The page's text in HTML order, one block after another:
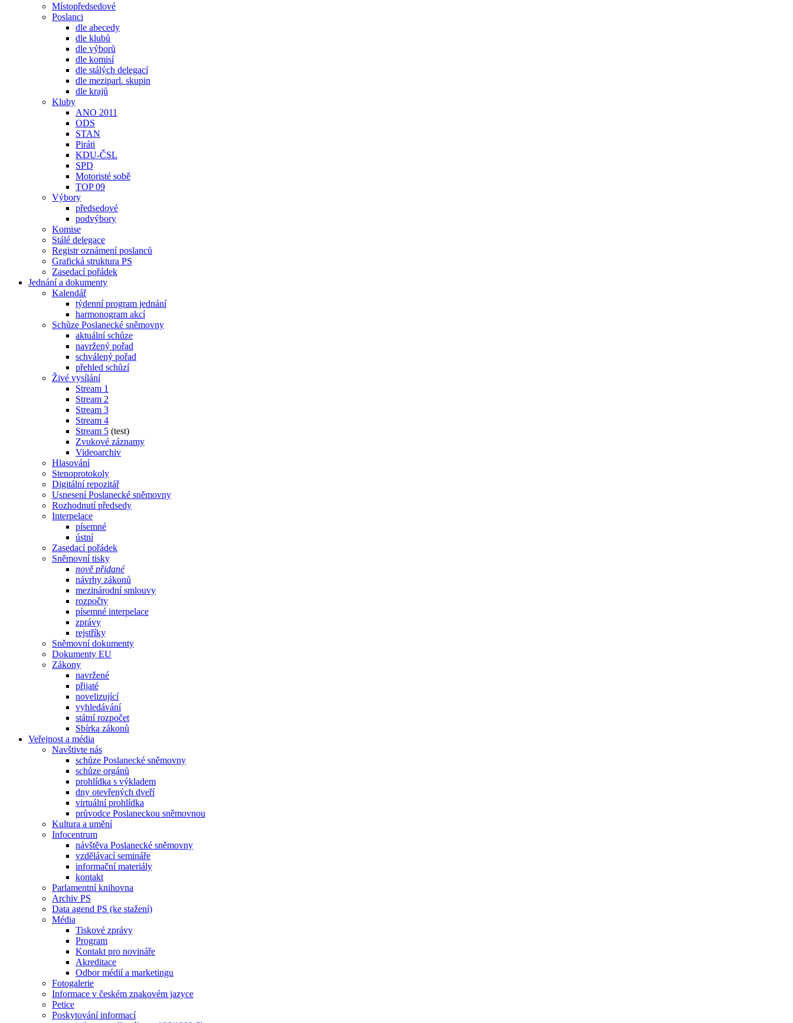
Místopředsedové
Poslanci
dle abecedy
dle klubů
dle výborů
dle komisí
dle stálých delegací
dle meziparl. skupin
dle krajů
Kluby
ANO 2011
ODS
STAN
Piráti
KDU-ČSL
SPD
Motoristé sobě
TOP 09
Výbory
předsedové
podvýbory
Komise
Stálé delegace
Registr oznámení poslanců
Grafická struktura PS
Zasedací pořádek
Jednání a dokumenty
Kalendář
týdenní program jednání
harmonogram akcí
Schůze Poslanecké sněmovny
aktuální schůze
navržený pořad
schválený pořad
přehled schůzí
Živé vysílání
Stream 1
Stream 2
Stream 3
Stream 4
Stream 5 (test)
Zvukové záznamy
Videoarchiv
Hlasování
Stenoprotokoly
Digitální repozitář
Usnesení Poslanecké sněmovny
Rozhodnutí předsedy
Interpelace
písemné
ústní
Zasedací pořádek
Sněmovní tisky
nově přidané
návrhy zákonů
mezinárodní smlouvy
rozpočty
písemné interpelace
zprávy
rejstříky
Sněmovní dokumenty
Dokumenty EU
Zákony
navržené
přijaté
novelizující
vyhledávání
státní rozpočet
Sbírka zákonů
Veřejnost a média
Navštivte nás
schůze Poslanecké sněmovny
schůze orgánů
prohlídka s výkladem
dny otevřených dveří
virtuální prohlídka
průvodce Poslaneckou sněmovnou
Kultura a umění
Infocentrum
návštěva Poslanecké sněmovny
vzdělávací semináře
informační materiály
kontakt
Parlamentní knihovna
Archiv PS
Data agend PS (ke stažení)
Média
Tiskové zprávy
Program
Kontakt pro novináře
Akreditace
Odbor médií a marketingu
Fotogalerie
Informace v českém znakovém jazyce
Petice
Poskytování informací